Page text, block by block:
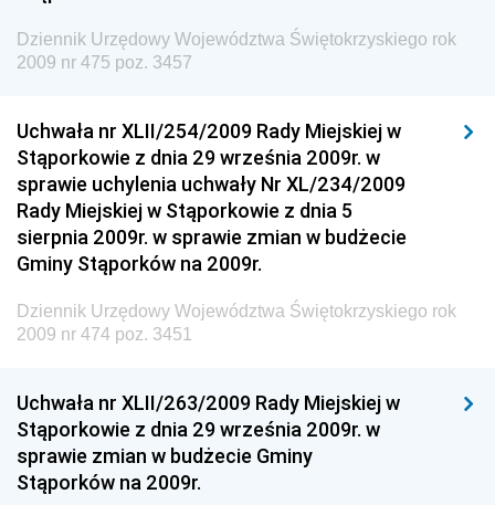
Dziennik Urzędowy Ministra Zdrowia
Dziennik Urzędowy Ministra Środowiska i Głównego
Inspektora Ochrony Środowiska
Dziennik Urzędowy Ministerstwa Kultury, Dziedzictwa
Narodowego i Sportu
Dziennik Urzędowy Ministra Finansów, Funduszy i
Polityki Regionalnej
Dziennik Urzędowy Ministra Rozwoju, Pracy i
Technologii
Dziennik Urzędowy Ministra Kultury, Dziedzictwa
Dziennik Urzędowy Ministra Rodziny i Polityki
Społecznej
Dziennik Urzędowy Komendy Głównej Straży
Granicznej
Dziennik Urzędowy Województwa Świętokrzyskiego rok
2009 nr 475 poz. 3457
Uchwała nr XLII/254/2009 Rady Miejskiej w
Stąporkowie z dnia 29 września 2009r. w
sprawie uchylenia uchwały Nr XL/234/2009
Rady Miejskiej w Stąporkowie z dnia 5
sierpnia 2009r. w sprawie zmian w budżecie
Gminy Stąporków na 2009r.
Dziennik Urzędowy Województwa Świętokrzyskiego rok
2009 nr 474 poz. 3451
Uchwała nr XLII/263/2009 Rady Miejskiej w
Stąporkowie z dnia 29 września 2009r. w
sprawie zmian w budżecie Gminy
Stąporków na 2009r.